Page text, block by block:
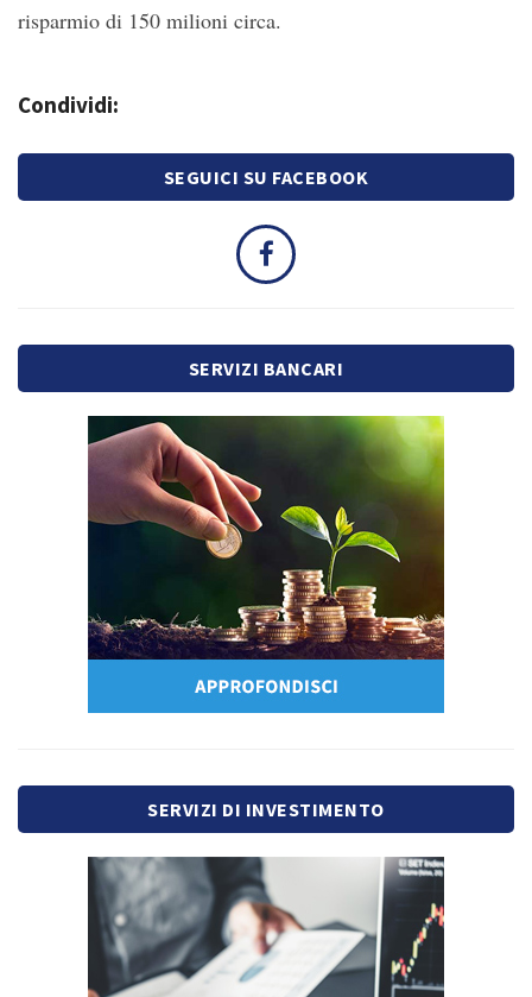
risparmio di 150 milioni circa.
Condividi:
SEGUICI SU FACEBOOK
SERVIZI BANCARI
SERVIZI DI INVESTIMENTO